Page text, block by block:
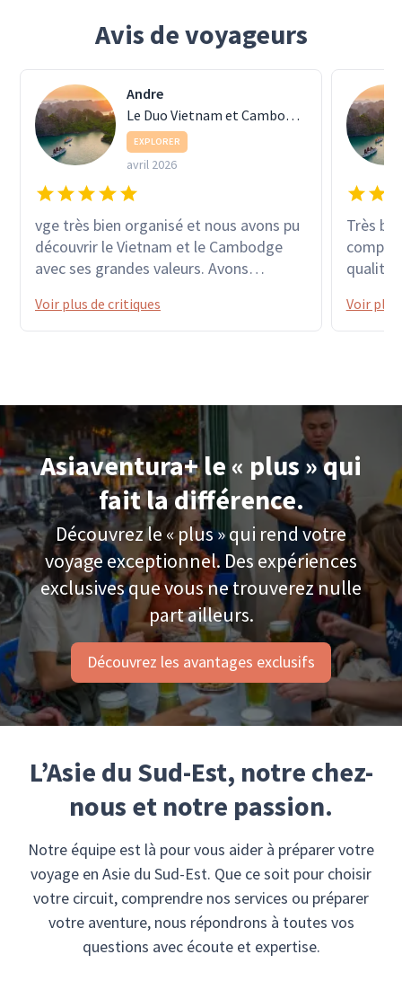
Avis de voyageurs
Andre
Le Duo Vietnam et Cambodge
EXPLORER
avril 2026
vge très bien organisé et nous avons pu
découvrir le Vietnam et le Cambodge
avec ses grandes valeurs. Avons
avec des moyens de locomotion divers :
train, moto, vélo, barque... sans oublier
Voir plus de critiques
Très
qualité
Voir
Asiaventura+ le « plus » qui
fait la différence.
Découvrez le « plus » qui rend votre
voyage exceptionnel. Des expériences
exclusives que vous ne trouverez nulle
part ailleurs.
Découvrez les avantages exclusifs
L’Asie du Sud-Est, notre chez-
nous et notre passion.
Notre équipe est là pour vous aider à préparer votre
voyage en Asie du Sud-Est. Que ce soit pour choisir
votre circuit, comprendre nos services ou préparer
votre aventure, nous répondrons à toutes vos
questions avec écoute et expertise.